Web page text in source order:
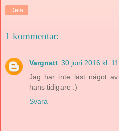
Dela
1 kommentar:
Vargnatt 30 juni 2016 kl.
Jag har inte läst något
hans tidigare :)
Svara